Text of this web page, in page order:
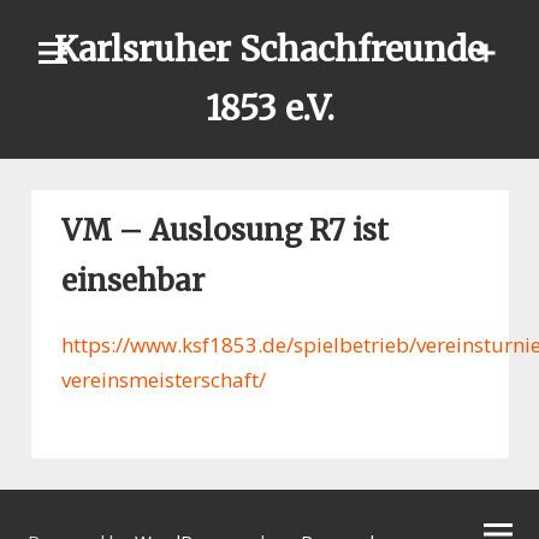
Karlsruher Schachfreunde
1853 e.V.
VM – Auslosung R7 ist
einsehbar
https://www.ksf1853.de/spielbetrieb/
vereinsmeisterschaft/